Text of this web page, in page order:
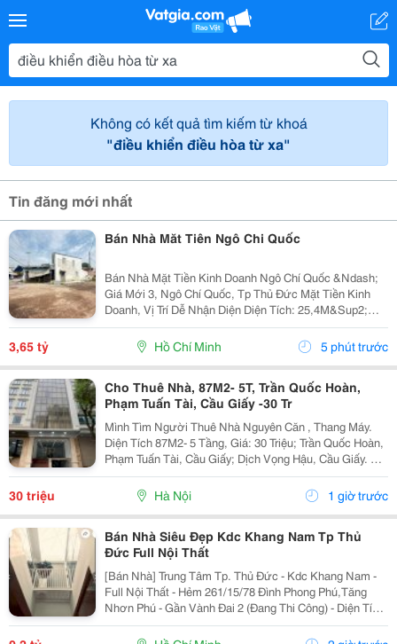
Không có kết quả tìm kiếm từ khoá
"điều khiển điều hòa từ xa"
Tin đăng mới nhất
Bán Nhà Măt Tiên Ngô Chi Quốc
Bán Nhà Mặt Tiền Kinh Doanh Ngô Chí Quốc &Ndash;
Giá Mới 3, Ngô Chí Quốc, Tp Thủ Đức Mặt Tiền Kinh
Doanh, Vị Trí Dễ Nhận Diện Diện Tích: 25,4M&Sup2;
Giá: 3,65 Tỷ * Sau Chợ Đầu Mối Thủ Đức * Gần Khu
Chế Xuất Linh Trung * Khu Dân Cư Đông Đúc,...
3,65 tỷ Hồ Chí Minh 5 phút trước
Cho Thuê Nhà, 87M2- 5T, Trần Quốc Hoàn,
Phạm Tuấn Tài, Cầu Giấy -30 Tr
Mình Tìm Người Thuê Nhà Nguyên Căn , Thang Máy.
Diện Tích 87M2- 5 Tầng, Giá: 30 Triệu; Trần Quốc Hoàn,
Phạm Tuấn Tài, Cầu Giấy; Dịch Vọng Hậu, Cầu Giấy. +
Liên Hệ Trực Tiếp Chủ Nhà: 0988289962 + Vỉa Hè Lớn,
Mặt Tiền Rộng,Thoáng. + Vị Trí Gần Ngay...
30 triệu Hà Nội 1 giờ trước
Bán Nhà Siêu Đẹp Kdc Khang Nam Tp Thủ
Đức Full Nội Thất
[Bán Nhà] Trung Tâm Tp. Thủ Đức - Kdc Khang Nam -
Full Nội Thất - Hẻm 261/15/78 Đình Phong Phú,Tăng
Nhơn Phú - Gần Vành Đai 2 (Đang Thi Công) - Diện Tích
Lý Tưởng: 5.6M X 14.2M (Tổng Diện Tích Công Nhận:
80M2). - Kết Cấu Kiên Cố: 1 Trệt, 2 Lầu,...